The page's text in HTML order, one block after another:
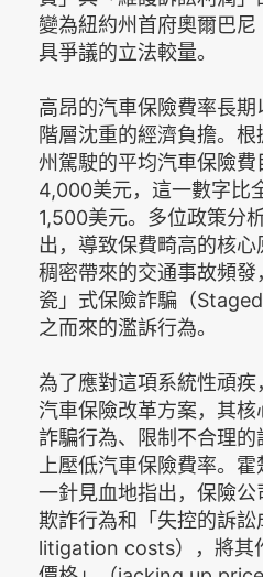
變為紐約州首府奧爾巴
具爭議的立法較量。
高昂的汽車保險費率長
階層沈重的經濟負擔。
州駕駛的平均汽車保險
4,000美元，這一數字比
1,500美元。多位政策分
出，導致保費畸高的核
稠密帶來的交通事故頻
瓷」式保險詐騙（
之而來的濫訴行為。
為了應對這項系統性頑
汽車保險改革方案，其
詐騙行為、限制不合理
上壓低汽車保險費率。
一針見血地指出，保險
欺詐行為和「失控的訴
litigation costs），將其